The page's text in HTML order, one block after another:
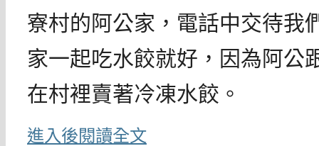
寮村的阿公家，電話中交待我
家一起吃水餃就好，因為阿公
在村裡賣著冷凍水餃。
進入後閱讀全文